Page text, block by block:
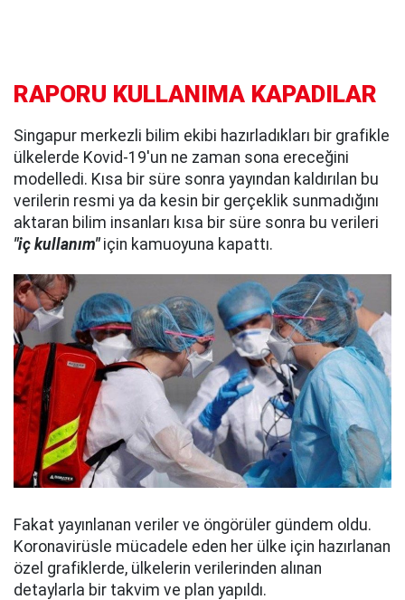
RAPORU KULLANIMA KAPADILAR
Singapur merkezli bilim ekibi hazırladıkları bir grafikle
ülkelerde Kovid-19'un ne zaman sona ereceğini
modelledi. Kısa bir süre sonra yayından kaldırılan bu
verilerin resmi ya da kesin bir gerçeklik sunmadığını
aktaran bilim insanları kısa bir süre sonra bu verileri
"iç kullanım"için kamuoyuna kapattı.
Fakat yayınlanan veriler ve öngörüler gündem oldu.
Koronavirüsle mücadele eden her ülke için hazırlanan
özel grafiklerde, ülkelerin verilerinden alınan
detaylarla bir takvim ve plan yapıldı.